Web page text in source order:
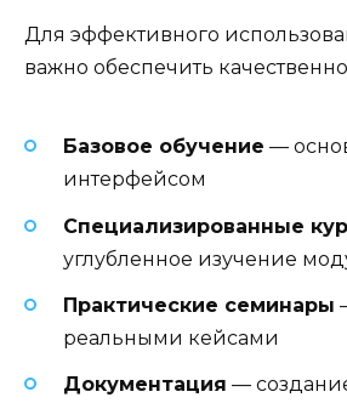
Для эффективного
важно обеспечить
Базовое обучение —
интерфейсом
Специализированные
углубленное изучение
Практические семинары
реальными кейсами
Документация —